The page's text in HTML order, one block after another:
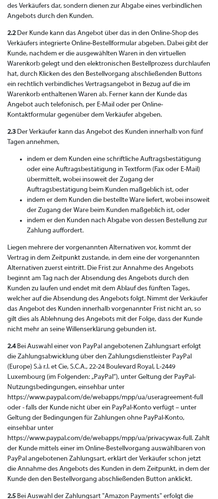
des Verkäufers dar, sondern dienen zur Abgabe eines verbindlichen
Angebots durch den Kunden.
2.2Der Kunde kann das Angebot über das in den Online-Shop des
Verkäufers integrierte Online-Bestellformular abgeben. Dabei gibt der
Kunde, nachdem er die ausgewählten Waren in den virtuellen
Warenkorb gelegt und den elektronischen Bestellprozess durchlaufen
hat, durch Klicken des den Bestellvorgang abschließenden Buttons
ein rechtlich verbindliches Vertragsangebot in Bezug auf die im
Warenkorb enthaltenen Waren ab. Ferner kann der Kunde das
Angebot auch telefonisch, per E-Mail oder per Online-
Kontaktformular gegenüber dem Verkäufer abgeben.
2.3 Der Verkäufer kann das Angebot des Kunden innerhalb von fünf
Tagen annehmen,
indem er dem Kunden eine schriftliche Auftragsbestätigung
oder eine Auftragsbestätigung in Textform (Fax oder E-Mail)
übermittelt, wobei insoweit der Zugang der
Auftragsbestätigung beim Kunden maßgeblich ist, oder
indem er dem Kunden die bestellte Ware liefert, wobei insoweit
der Zugang der Ware beim Kunden maßgeblich ist, oder
indem er den Kunden nach Abgabe von dessen Bestellung zur
Zahlung auffordert.
Liegen mehrere der vorgenannten Alternativen vor, kommt der
Vertrag in dem Zeitpunkt zustande, in dem eine der vorgenannten
Alternativen zuerst eintritt. Die Frist zur Annahme des Angebots
beginnt am Tag nach der Absendung des Angebots durch den
Kunden zu laufen und endet mit dem Ablauf des fünften Tages,
welcher auf die Absendung des Angebots folgt. Nimmt der Verkäufer
das Angebot des Kunden innerhalb vorgenannter Frist nicht an, so
gilt dies als Ablehnung des Angebots mit der Folge, dass der Kunde
nicht mehr an seine Willenserklärung gebunden ist.
2.4Bei Auswahl einer von PayPal angebotenen Zahlungsart erfolgt
die Zahlungsabwicklung über den Zahlungsdienstleister PayPal
(Europe) S.à r.l. et Cie, S.C.A., 22-24 Boulevard Royal, L-2449
Luxembourg (im Folgenden: „PayPal“), unter Geltung der PayPal-
Nutzungsbedingungen, einsehbar unter
https://www.paypal.com/de/webapps/mpp/ua/useragreement-full
oder - falls der Kunde nicht über ein PayPal-Konto verfügt – unter
Geltung der Bedingungen für Zahlungen ohne PayPal-Konto,
einsehbar unter
https://www.paypal.com/de/webapps/mpp/ua/privacywax-full. Zahlt
der Kunde mittels einer im Online-Bestellvorgang auswählbaren von
PayPal angebotenen Zahlungsart, erklärt der Verkäufer schon jetzt
die Annahme des Angebots des Kunden in dem Zeitpunkt, in dem der
Kunde den den Bestellvorgang abschließenden Button anklickt.
2.5 Bei Auswahl der Zahlungsart "Amazon Payments" erfolgt die